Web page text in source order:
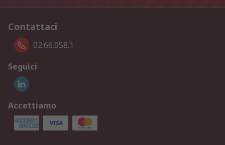
Contattaci
02.66.058.1
Seguici
Accettiamo